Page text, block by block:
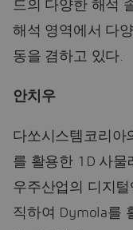
드의 다양한 해석
해석 영역에서 다
동을 겸하고 있다.
안치우
다쏘시스템코리아
를 활용한 1D 사물
우주산업의 디지
직하여 Dymola를